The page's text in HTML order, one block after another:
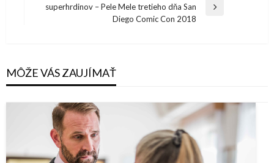
Next
superhrdinov – Pele Mele tretieho dňa San
Diego Comic Con 2018
MÔŽE VÁS ZAUJÍMAŤ